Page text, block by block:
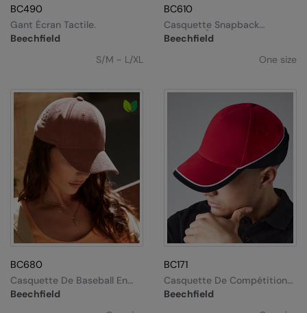
BC490
Beechfield
Gant Écran Tactile.
S/M - L/XL
BC610
Beechfield
Casquette Snapback
Rappeur À 5 Panneaux
One size
BC680
Beechfield
Casquette De Baseball En
Velours Côtelé Biologique
EarthAware®
BC171
Beechfield
Casquette De Compétition
Teamwear